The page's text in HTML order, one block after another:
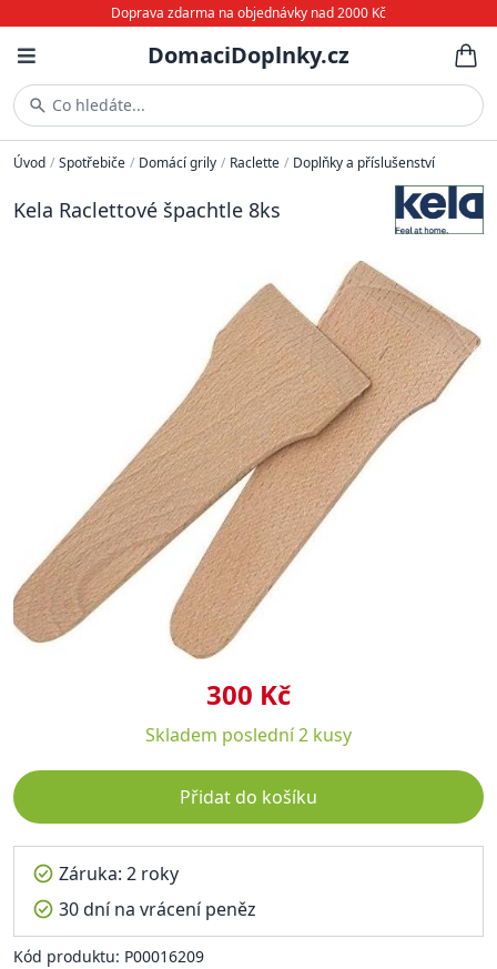
Doprava zdarma na objednávky nad 2000 Kč
DomaciDoplnky.cz
Co hledáte...
Úvod / Spotřebiče / Domácí grily / Raclette / Doplňky a příslušenství
Kela Raclettové špachtle 8ks
300 Kč
Skladem poslední 2 kusy
Přidat do košíku
Záruka: 2 roky
30 dní na vrácení peněz
Kód produktu: P00016209